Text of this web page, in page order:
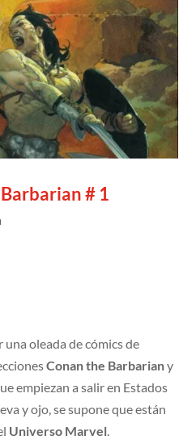
# 1
oleada de cómics de
Conan the Barbariany
empiezan a salir en Estados
y ojo, se supone que están
Universo Marvel.